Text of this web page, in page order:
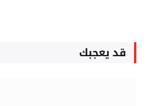
قد يعجبك